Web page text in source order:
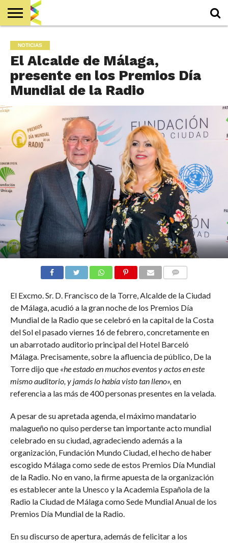
DÍA
MUNDIAL
EL
ORIGEN
COMITÉ
RAFAEL
ANSON,
PRESIDENTE
DE HONOR
PREMIOS
TELEVISIÓN
PERSONALIDADES
RADIO Y
PUBLICIDAD
ACCIÓN
SOCIAL
GALA
ACCIÓN
SOCIAL
CONTACTO
NOTICIAS
AGENDA
2030
EDICIONES
NOTICIAS
El Alcalde de Málaga,
presente en los Premios Día
Mundial de la Radio
El Excmo. Sr. D. Francisco de la Torre, Alcalde de la Ciudad
de Málaga, acudió a la gran noche de los Premios Día
Mundial de la Radio que se celebró en la capital de la Costa
del Sol el pasado viernes 16 de febrero, concretamente en
un abarrotado auditorio principal del Hotel Barceló
Málaga. Precisamente, sobre la afluencia de público, De la
Torre dijo que «he estado en muchos eventos y actos en este
mismo auditorio, y jamás lo había visto tan lleno»,en
referencia a las más de 400 personas presentes en la velada.
A pesar de su apretada agenda, el máximo mandatario
malagueño no quiso perderse tan importante acto mundial
celebrado en su ciudad, agradeciendo además a la
organización, Fundación Mundo Ciudad, el hecho de haber
escogido Málaga como sede de estos Premios Día Mundial
de la Radio. No en vano, la firme apuesta de la organización
es establecer ante la Unesco y la Academia Española de la
Radio la Ciudad de Málaga como Sede Mundial Anual de los
Premios Día Mundial de la Radio.
En su discurso de apertura, además de felicitar a los